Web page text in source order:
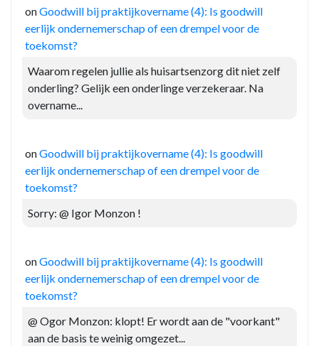
onGoodwill bij praktijkovername (4): Is goodwill
eerlijk ondernemerschap of een drempel voor de
toekomst?
Waarom regelen jullie als huisartsenzorg dit niet zelf
onderling? Gelijk een onderlinge verzekeraar. Na
overname...
onGoodwill bij praktijkovername (4): Is goodwill
eerlijk ondernemerschap of een drempel voor de
toekomst?
Sorry: @ Igor Monzon !
onGoodwill bij praktijkovername (4): Is goodwill
eerlijk ondernemerschap of een drempel voor de
toekomst?
@ Ogor Monzon: klopt! Er wordt aan de "voorkant"
aan de basis te weinig omgezet...